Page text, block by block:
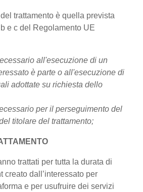
del trattamento è quella prevista
e c del Regolamento UE
all'esecuzione di un
è parte o all'esecuzione di
adottate su richiesta dello
per il perseguimento del
titolare del trattamento;
trattati per tutta la durata di
creato dall’interessato per
e per usufruire dei servizi